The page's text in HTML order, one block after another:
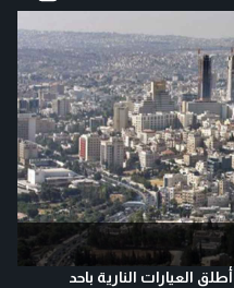
النارية باحد